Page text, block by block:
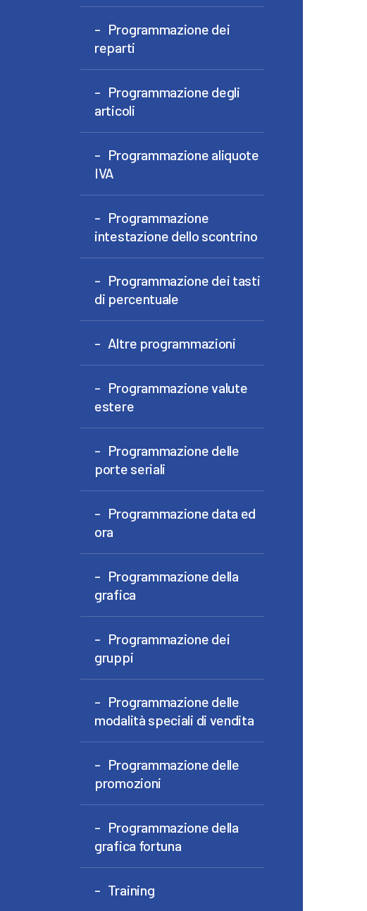
Programmazione dei
reparti
Programmazione degli
articoli
Programmazione aliquote
IVA
Programmazione
intestazione dello scontrino
Programmazione dei tasti
di percentuale
Altre programmazioni
Programmazione valute
estere
Programmazione delle
porte seriali
Programmazione data ed
ora
Programmazione della
grafica
Programmazione dei
gruppi
Programmazione delle
modalità speciali di vendita
Programmazione delle
promozioni
Programmazione della
grafica fortuna
Training